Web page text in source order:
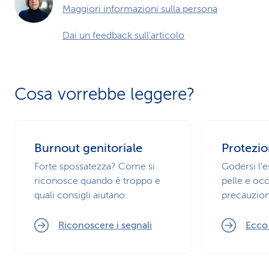
Maggiori informazioni sulla persona
Dai un feedback sull'articolo
Cosa vorrebbe leggere?
Burnout genitoriale
Forte spossatezza? Come si
riconosce quando è troppo e
quali consigli aiutano.
Riconoscere i segnali
Godersi
pelle e